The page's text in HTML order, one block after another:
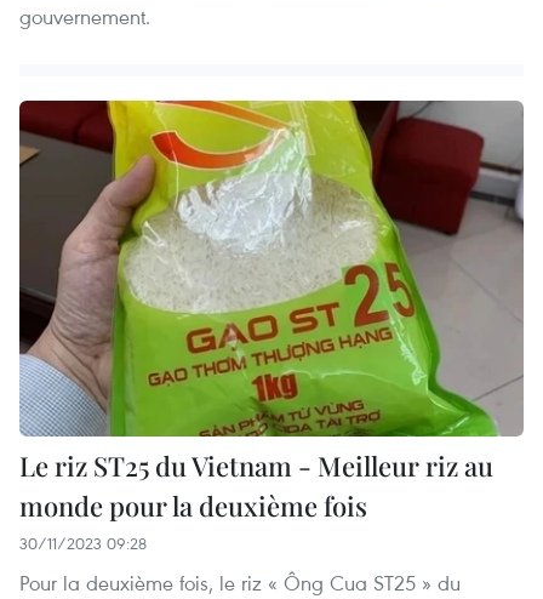
gouvernement.
Le riz ST25 du Vietnam - Meilleur riz au
monde pour la deuxième fois
30/11/2023 09:28
Pour la deuxième fois, le riz « Ông Cua ST25 » du